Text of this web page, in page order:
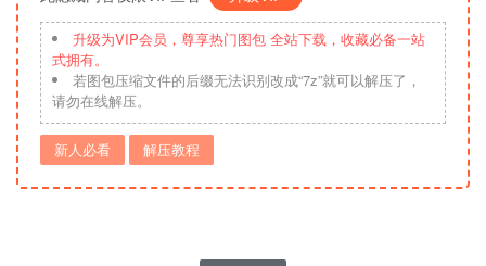
升级为VIP会员，尊享热门图包 全站下载，收藏必备一站
式拥有。
若图包压缩文件的后缀无法识别改成“7z”就可以解压了，
请勿在线解压。
新人必看 解压教程